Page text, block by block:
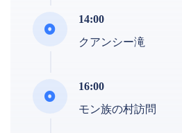
14:00
クアンシー滝
16:00
モン族の村訪問